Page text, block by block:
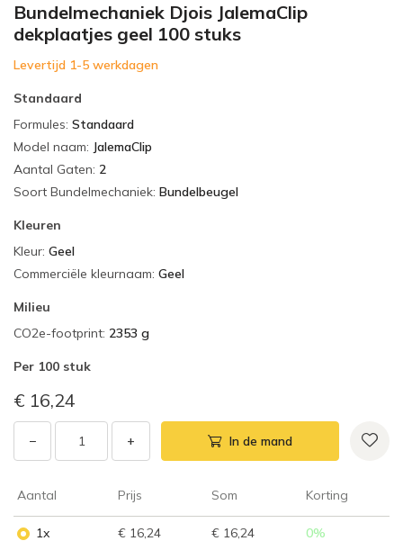
Bundelmechaniek Djois JalemaClip
dekplaatjes geel 100 stuks
Levertijd 1-5 werkdagen
Standaard
Formules: Standaard
Model naam: JalemaClip
Aantal Gaten: 2
Soort Bundelmechaniek: Bundelbeugel
Kleuren
Kleur: Geel
Commerciële kleurnaam: Geel
Milieu
CO2e-footprint: 2353 g
Per 100 stuk
€ 16,24
− + In de mand
Aantal Prijs Som Korting
1x € 16,24 € 16,24 0%